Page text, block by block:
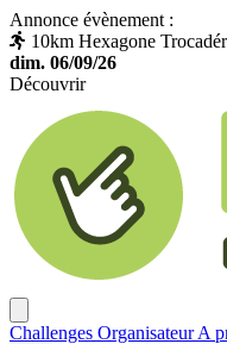
Annonce évènement :
10km Hexagone
dim. 06/09/26
Découvrir
Challenges OrganisateurA